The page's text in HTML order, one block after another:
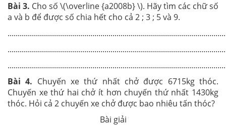
Bài 3. Cho số \(\overline {a2008b} \). Hãy tìm các chữ số
a và b để được số chia hết cho cả 2 ; 3 ; 5 và 9.
Bài 4. Chuyến xe thứ nhất chở được 6715kg thóc.
Chuyến xe thứ hai chở ít hơn chuyến thứ nhất 1430kg
thóc. Hỏi cả 2 chuyến xe chở được bao nhiêu tấn thóc?
Bài giải